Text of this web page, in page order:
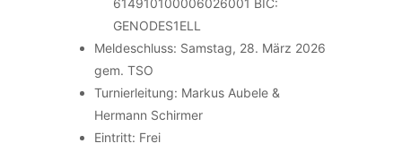
GENODES1ELL
Meldeschluss: Samstag, 28. März 2026
gem. TSO
Turnierleitung: Markus Aubele &
Hermann Schirmer
Eintritt: Frei